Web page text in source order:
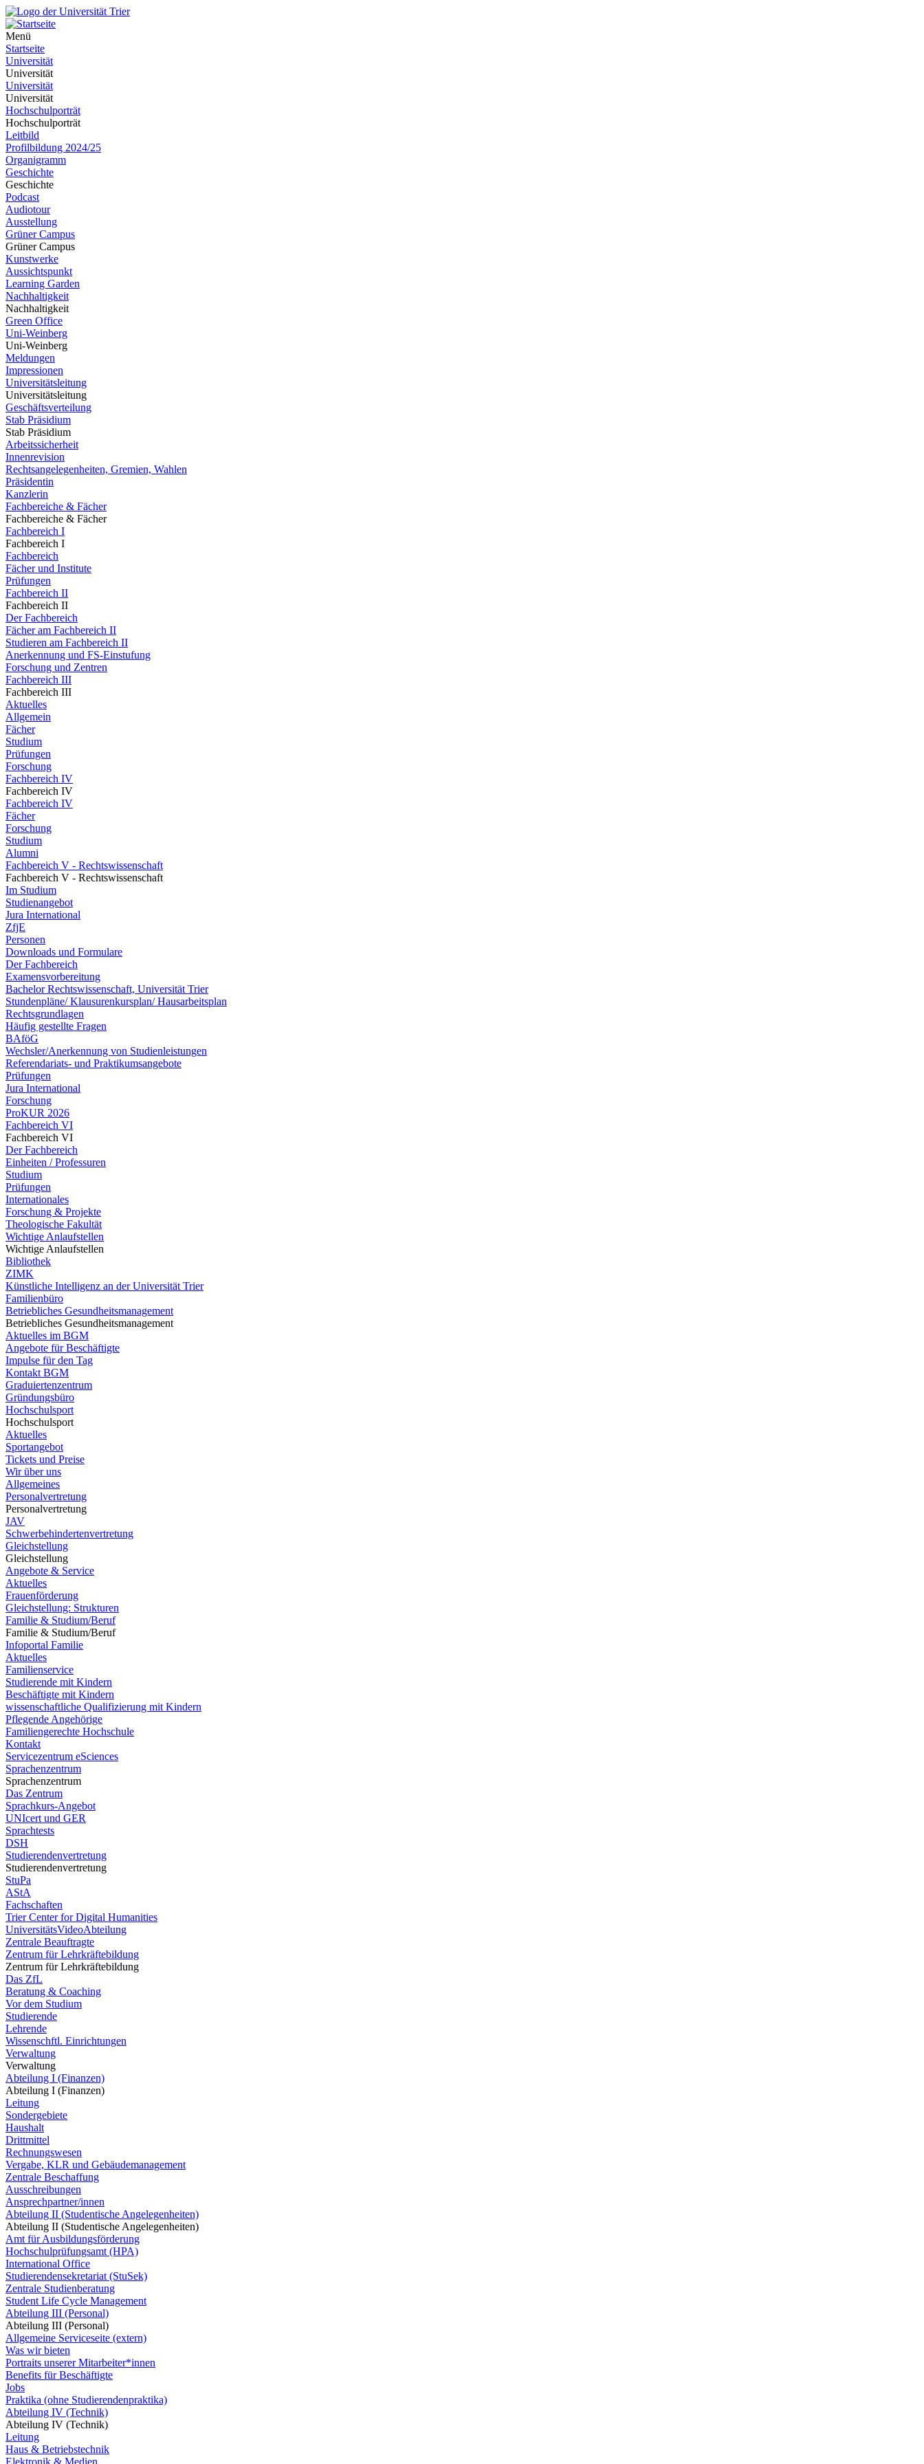
Menü
Startseite
Universität
Universität
Universität
Universität
Hochschulporträt
Hochschulporträt
Leitbild
Profilbildung 2024/25
Organigramm
Geschichte
Geschichte
Podcast
Audiotour
Ausstellung
Grüner Campus
Grüner Campus
Kunstwerke
Aussichtspunkt
Learning Garden
Nachhaltigkeit
Nachhaltigkeit
Green Office
Uni-Weinberg
Uni-Weinberg
Meldungen
Impressionen
Universitätsleitung
Universitätsleitung
Geschäftsverteilung
Stab Präsidium
Stab Präsidium
Arbeitssicherheit
Innenrevision
Rechtsangelegenheiten, Gremien, Wahlen
Präsidentin
Kanzlerin
Fachbereiche & Fächer
Fachbereiche & Fächer
Fachbereich I
Fachbereich I
Fachbereich
Fächer und Institute
Prüfungen
Fachbereich II
Fachbereich II
Der Fachbereich
Fächer am Fachbereich II
Studieren am Fachbereich II
Anerkennung und FS-Einstufung
Forschung und Zentren
Fachbereich III
Fachbereich III
Aktuelles
Allgemein
Fächer
Studium
Prüfungen
Forschung
Fachbereich IV
Fachbereich IV
Fachbereich IV
Fächer
Forschung
Studium
Alumni
Fachbereich V - Rechtswissenschaft
Fachbereich V - Rechtswissenschaft
Im Studium
Studienangebot
Jura International
ZfjE
Personen
Downloads und Formulare
Der Fachbereich
Examensvorbereitung
Bachelor Rechtswissenschaft, Universität Trier
Stundenpläne/ Klausurenkursplan/ Hausarbeitsplan
Rechtsgrundlagen
Häufig gestellte Fragen
BAföG
Wechsler/Anerkennung von Studienleistungen
Referendariats- und Praktikumsangebote
Prüfungen
Jura International
Forschung
ProKUR 2026
Fachbereich VI
Fachbereich VI
Der Fachbereich
Einheiten / Professuren
Studium
Prüfungen
Internationales
Forschung & Projekte
Theologische Fakultät
Wichtige Anlaufstellen
Wichtige Anlaufstellen
Bibliothek
ZIMK
Künstliche Intelligenz an der Universität Trier
Familienbüro
Betriebliches Gesundheitsmanagement
Betriebliches Gesundheitsmanagement
Aktuelles im BGM
Angebote für Beschäftigte
Impulse für den Tag
Kontakt BGM
Graduiertenzentrum
Gründungsbüro
Hochschulsport
Hochschulsport
Aktuelles
Sportangebot
Tickets und Preise
Wir über uns
Allgemeines
Personalvertretung
Personalvertretung
JAV
Schwerbehindertenvertretung
Gleichstellung
Gleichstellung
Angebote & Service
Aktuelles
Frauenförderung
Gleichstellung: Strukturen
Familie & Studium/Beruf
Familie & Studium/Beruf
Infoportal Familie
Aktuelles
Familienservice
Studierende mit Kindern
Beschäftigte mit Kindern
wissenschaftliche Qualifizierung mit Kindern
Pflegende Angehörige
Familiengerechte Hochschule
Kontakt
Servicezentrum eSciences
Sprachenzentrum
Sprachenzentrum
Das Zentrum
Sprachkurs-Angebot
UNIcert und GER
Sprachtests
DSH
Studierendenvertretung
Studierendenvertretung
StuPa
AStA
Fachschaften
Trier Center for Digital Humanities
UniversitätsVideoAbteilung
Zentrale Beauftragte
Zentrum für Lehrkräftebildung
Zentrum für Lehrkräftebildung
Das ZfL
Beratung & Coaching
Vor dem Studium
Studierende
Lehrende
Wissenschftl. Einrichtungen
Verwaltung
Verwaltung
Abteilung I (Finanzen)
Abteilung I (Finanzen)
Leitung
Sondergebiete
Haushalt
Drittmittel
Rechnungswesen
Vergabe, KLR und Gebäudemanagement
Zentrale Beschaffung
Ausschreibungen
Ansprechpartner/innen
Abteilung II (Studentische Angelegenheiten)
Abteilung II (Studentische Angelegenheiten)
Amt für Ausbildungsförderung
Hochschulprüfungsamt (HPA)
International Office
Studierendensekretariat (StuSek)
Zentrale Studienberatung
Student Life Cycle Management
Abteilung III (Personal)
Abteilung III (Personal)
Allgemeine Serviceseite (extern)
Was wir bieten
Portraits unserer Mitarbeiter*innen
Benefits für Beschäftigte
Jobs
Praktika (ohne Studierendenpraktika)
Abteilung IV (Technik)
Abteilung IV (Technik)
Leitung
Haus & Betriebstechnik
Elektronik & Medien